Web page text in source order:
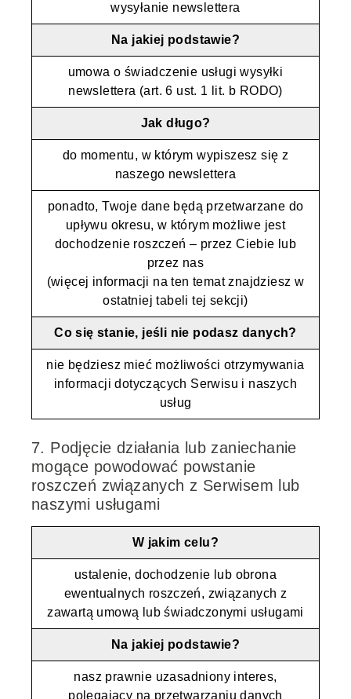
wysyłanie newslettera
Na jakiej podstawie?
umowa o świadczenie usługi wysyłki
newslettera (art. 6 ust. 1 lit. b RODO)
Jak długo?
do momentu, w którym wypiszesz się z
naszego newslettera
ponadto, Twoje dane będą przetwarzane do
upływu okresu, w którym możliwe jest
dochodzenie roszczeń – przez Ciebie lub
przez nas
(więcej informacji na ten temat znajdziesz w
ostatniej tabeli tej sekcji)
Co się stanie, jeśli nie podasz danych?
nie będziesz mieć możliwości otrzymywania
informacji dotyczących Serwisu i naszych
usług
7. Podjęcie działania lub zaniechanie
mogące powodować powstanie
roszczeń związanych z Serwisem lub
naszymi usługami
W jakim celu?
ustalenie, dochodzenie lub obrona
ewentualnych roszczeń, związanych z
zawartą umową lub świadczonymi usługami
Na jakiej podstawie?
nasz prawnie uzasadniony interes,
polegający na przetwarzaniu danych